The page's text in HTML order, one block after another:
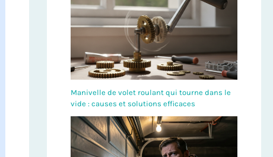
Manivelle de volet roulant qui tourne dans le
vide : causes et solutions efficaces